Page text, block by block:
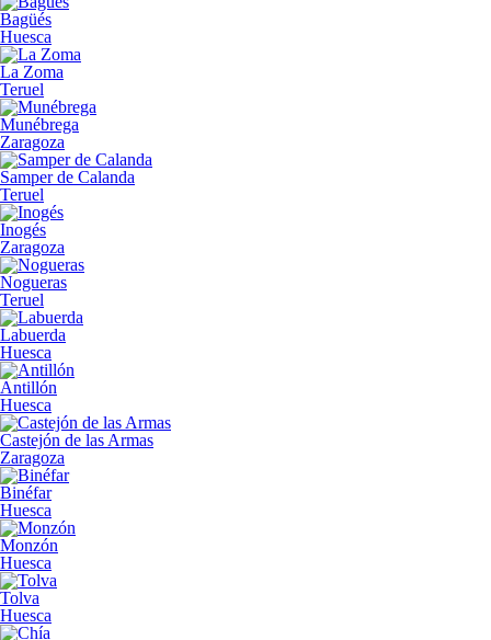
Bagüés
Huesca
La Zoma
Teruel
Munébrega
Zaragoza
Samper de Calanda
Teruel
Inogés
Zaragoza
Nogueras
Teruel
Labuerda
Huesca
Antillón
Huesca
Castejón de las Armas
Zaragoza
Binéfar
Huesca
Monzón
Huesca
Tolva
Huesca